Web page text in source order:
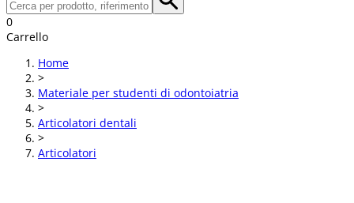
0
Carrello
Home
>
Materiale per studenti di odontoiatria
>
Articolatori dentali
>
Articolatori